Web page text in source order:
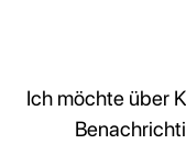
Ich möchte über